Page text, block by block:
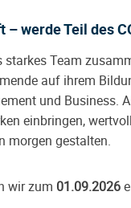
werde Teil des
Team
auf ihrem
und Business.
einbringen,
morgen gestalten.
wir zum 01.09.2026